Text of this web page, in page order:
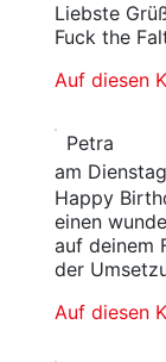
Liebste
Fuck the
Auf diesen
Petra
am
Happy
einen
auf deinem
der
Auf diesen